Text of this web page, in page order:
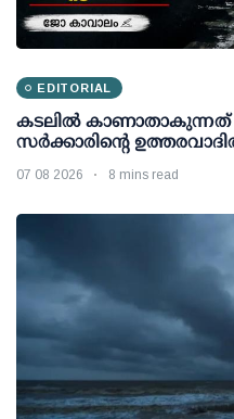
EDITORIAL
കടലിൽ കാണാതാകുന്നത്
സർക്കാരിന്റെ
07 08 2026 8 mins read